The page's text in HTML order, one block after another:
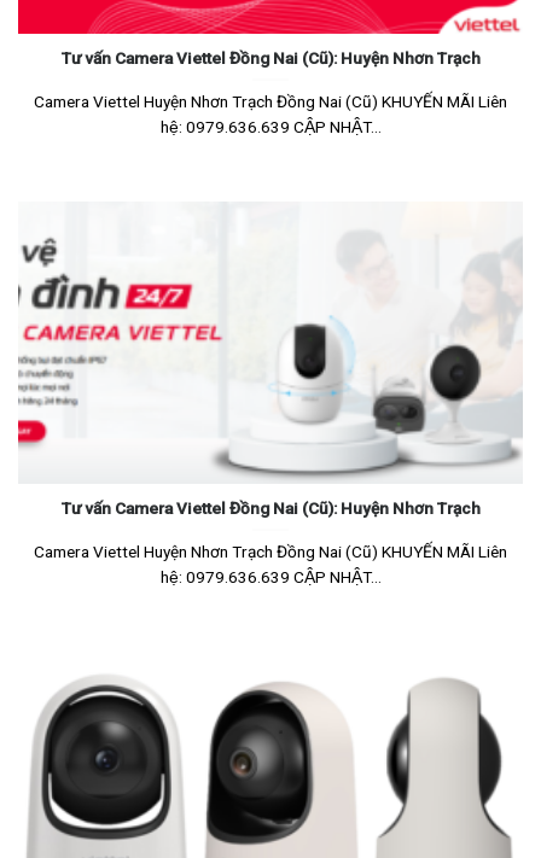
Tư vấn Camera Viettel Đồng Nai (Cũ): Huyện Nhơn Trạch
Camera Viettel Huyện Nhơn Trạch Đồng Nai (Cũ) KHUYẾN MÃI Liên
hệ: 0979.636.639 CẬP NHẬT...
Tư vấn Camera Viettel Đồng Nai (Cũ): Huyện Nhơn Trạch
Camera Viettel Huyện Nhơn Trạch Đồng Nai (Cũ) KHUYẾN MÃI Liên
hệ: 0979.636.639 CẬP NHẬT...